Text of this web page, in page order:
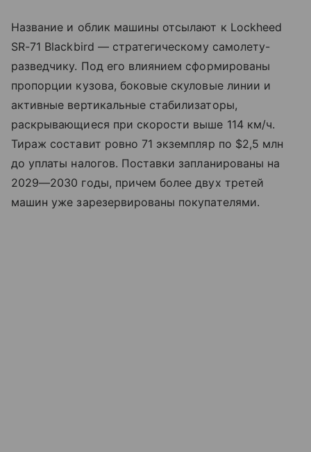
Название и облик машины отсылают к Lockheed
SR-71 Blackbird — стратегическому самолету-
разведчику. Под его влиянием сформированы
пропорции кузова, боковые скуловые линии и
активные вертикальные стабилизаторы,
раскрывающиеся при скорости выше 114 км/ч.
Тираж составит ровно 71 экземпляр по $2,5 млн
до уплаты налогов. Поставки запланированы на
2029—2030 годы, причем более двух третей
машин уже зарезервированы покупателями.